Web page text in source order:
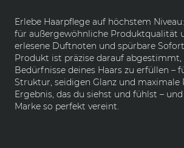
Erlebe Haarpflege auf höchstem
für außergewöhnliche Produktqualität
erlesene Duftnoten und spürbare
Produkt ist präzise darauf
Bedürfnisse deines Haars zu erfüllen –
Struktur, seidigen Glanz und maximale
Ergebnis, das du siehst und fühlst –
Marke so perfekt vereint.